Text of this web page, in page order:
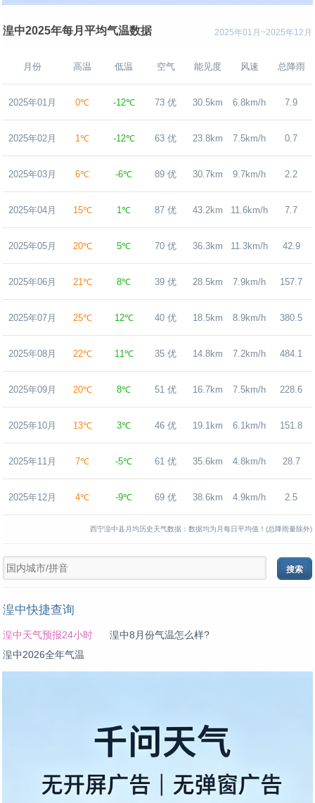
2025年01月~2025年12月
湟中2025年每月平均气温数据
月份 高温 低温 空气 能见度 风速 总降雨
2025年01月 0℃ -12℃ 73 优 30.5km 6.8km/h 7.9
2025年02月 1℃ -12℃ 63 优 23.8km 7.5km/h 0.7
2025年03月 6℃ -6℃ 89 优 30.7km 9.7km/h 2.2
2025年04月 15℃ 1℃ 87 优 43.2km 11.6km/h 7.7
2025年05月 20℃ 5℃ 70 优 36.3km 11.3km/h 42.9
2025年06月 21℃ 8℃ 39 优 28.5km 7.9km/h 157.7
2025年07月 25℃ 12℃ 40 优 18.5km 8.9km/h 380.5
2025年08月 22℃ 11℃ 35 优 14.8km 7.2km/h 484.1
2025年09月 20℃ 8℃ 51 优 16.7km 7.5km/h 228.6
2025年10月 13℃ 3℃ 46 优 19.1km 6.1km/h 151.8
2025年11月 7℃ -5℃ 61 优 35.6km 4.8km/h 28.7
2025年12月 4℃ -9℃ 69 优 38.6km 4.9km/h 2.5
西宁湟中县月均历史天气数据：数据均为月每日平均值！(总降雨量除外)
湟中快捷查询
湟中天气预报24小时
湟中8月份气温怎么样?
湟中2026全年气温